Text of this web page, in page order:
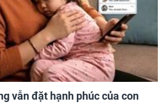
vẫn đặt hạnh phúc của con